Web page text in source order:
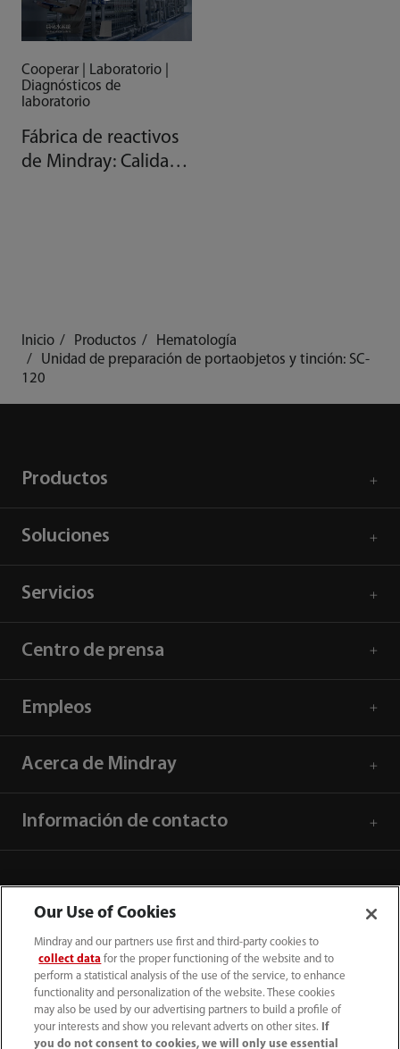
Cooperar | Laboratorio |
Diagnósticos de
laboratorio
Fábrica de reactivos
de Mindray: Calidad
Inicio Productos
Hematología
Unidad de preparación de portaobjetos y tinción: SC-
120
Productos
Soluciones
Servicios
Centro de prensa
Empleos
Acerca de Mindray
Información de contacto
Our Use of Cookies
Mindray and our partners use first and third-party cookies to
collect data for the proper functioning of the website and to
perform a statistical analysis of the use of the service, to enhance
functionality and personalization of the website. These cookies
may also be used by our advertising partners to build a profile of
your interests and show you relevant adverts on other sites.
If
you do not consent to cookies, we will only use essential